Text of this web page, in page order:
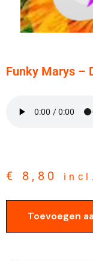
Funky Marys –
€ 8,80
Toevoegen